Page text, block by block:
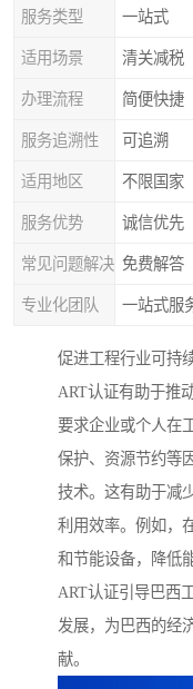
服务类型 一站式
适用场景 清关减税
办理流程 简便快捷
服务追溯性 可追溯
适用地区 不限国家
服务优势 诚信优先
常见问题解决 免费解答
专业化团队 一站式服
促进工程行业可持
ART认证有助于推
要求企业或个人在
保护、资源节约等
技术。这有助于减
利用效率。例如，
和节能设备，降低
ART认证引导巴西
发展，为巴西的经
献。